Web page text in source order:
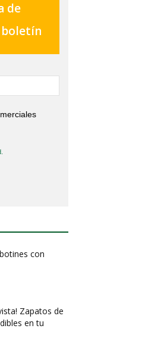
de
boletín
con
Zapatos de
en tu